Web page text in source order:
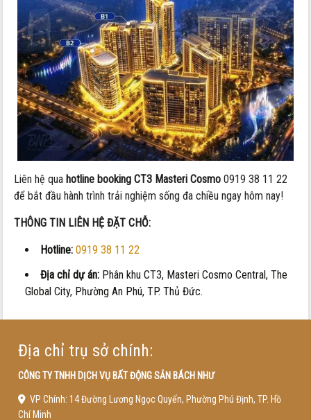
Liên hệ qua hotline booking CT3 Masteri Cosmo 0919 38 11 22
để bắt đầu hành trình trải nghiệm sống đa chiều ngay hôm nay!
THÔNG TIN LIÊN HỆ ĐẶT CHỖ:
Hotline: 0919 38 11 22
Địa chỉ dự án: Phân khu CT3, Masteri Cosmo Central, The
Global City, Phường An Phú, TP. Thủ Đức.
Địa chỉ trụ sở chính:
CÔNG TY TNHH DỊCH VỤ BẤT ĐỘNG SẢN BÁCH NHƯ
VP Chính: 14 Đường Lương Ngọc Quyến, Phường Phú Định, TP. Hồ
Chí Minh